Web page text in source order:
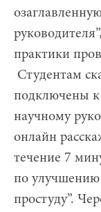
практики
Студентам
подключены к
научному
онлайн
течение 7
по улучшению
простуду”.